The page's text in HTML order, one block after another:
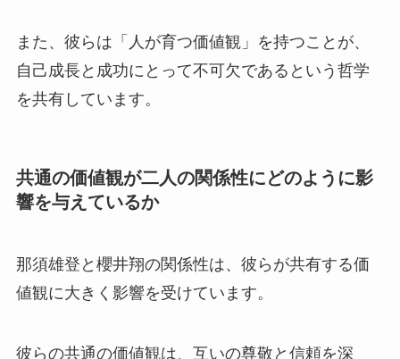
また、彼らは「人が育つ価値観」を持つことが、
自己成長と成功にとって不可欠であるという哲学
を共有しています。
共通の価値観が二人の関係性にどのように影
響を与えているか
那須雄登と櫻井翔の関係性は、彼らが共有する価
値観に大きく影響を受けています。
彼らの共通の価値観は、互いの尊敬と信頼を深